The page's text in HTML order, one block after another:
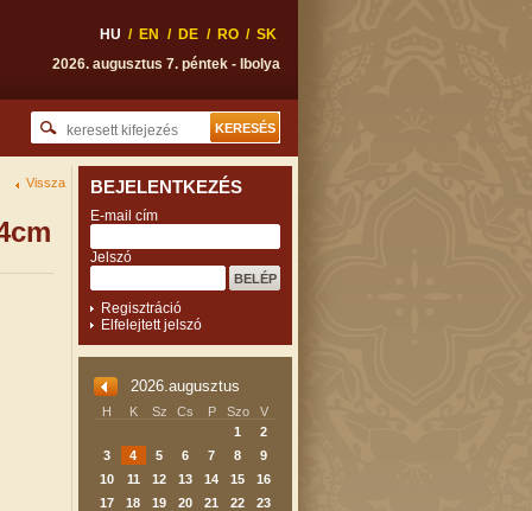
HU / EN / DE / RO / SK
2026. augusztus 7. péntek - Ibolya
Vissza BEJELENTKEZÉS
E-mail cím
Jelszó
Regisztráció
Elfelejtett jelszó
2026.augusztus
H K Sz Cs P Szo
V
1
2
3
4 5 6 7 8
9
10
11 12 13 14 15
16
17
18 19 20 21 22
23